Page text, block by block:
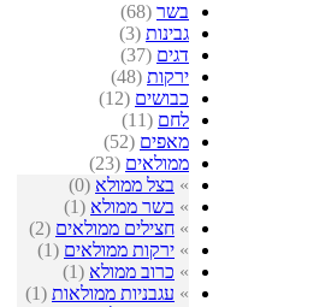
בשר (68)
גבינות (3)
דגים (37)
ירקות (48)
כבושים (12)
לחם (11)
מאפים (52)
ממולאים (23)
» בצל ממולא (0)
» בשר ממולא (1)
» חצילים ממולאים (2)
» ירקות ממולאים (1)
» כרוב ממולא (1)
» עגבניות ממולאות (1)